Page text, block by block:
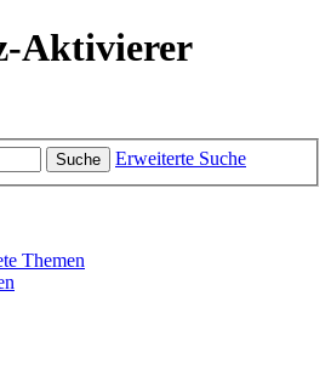
Aktivierer
Suche Erweiterte Suche
Themen